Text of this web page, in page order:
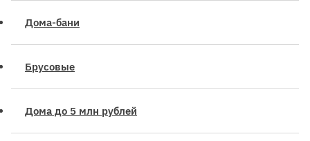
Дома-бани
Брусовые
Дома до 5 млн рублей